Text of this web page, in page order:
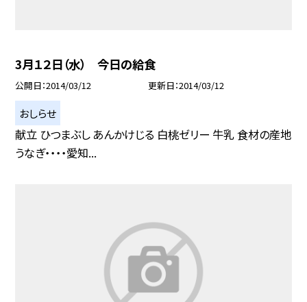
3月１２日（水） 今日の給食
公開日 2014/03/12 更新日 2014/03/12
おしらせ
献立 ひつまぶし あんかけじる 白桃ゼリー 牛乳 食材の産地
うなぎ・・・・愛知...